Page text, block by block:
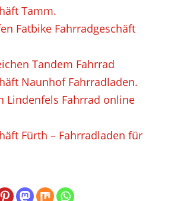
Tamm.
Fatbike Fahrradgeschäft
Tandem Fahrrad
Naunhof Fahrradladen.
Lindenfels Fahrrad online
Fürth – Fahrradladen für